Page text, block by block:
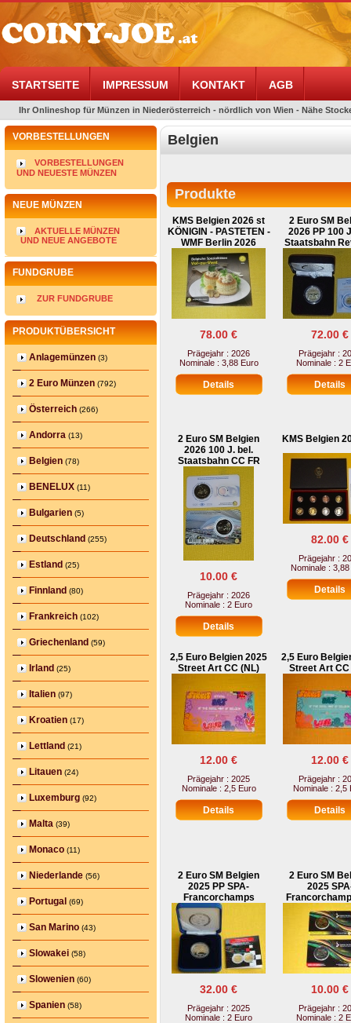
STARTSEITE IMPRESSUM KONTAKT AGB
Ihr Onlineshop für Münzen in Niederösterreich - nördlich von Wien - Nähe
VORBESTELLUNGEN
VORBESTELLUNGEN
UND NEUESTE MÜNZEN
NEUE MÜNZEN
AKTUELLE MÜNZEN
UND NEUE ANGEBOTE
FUNDGRUBE
ZUR FUNDGRUBE
PRODUKTÜBERSICHT
Anlagemünzen (3)
2 Euro Münzen (792)
Österreich (266)
Andorra (13)
Belgien (78)
BENELUX (11)
Bulgarien (5)
Deutschland (255)
Estland (25)
Finnland (80)
Frankreich (102)
Griechenland (59)
Irland (25)
Italien (97)
Kroatien (17)
Lettland (21)
Litauen (24)
Luxemburg (92)
Malta (39)
Monaco (11)
Niederlande (56)
Portugal (69)
San Marino (43)
Slowakei (58)
Slowenien (60)
Spanien (58)
Belgien
Produkte
KMS Belgien 2026 st
KÖNIGIN - PASTETEN -
WMF Berlin 2026
78.00 €
Prägejahr : 2026
Nominale : 3,88 Euro
2 Euro SM
2026 PP 100
Staatsbahn
72.00 €
Prägejahr :
Nominale : 2
2 Euro SM Belgien
2026 100 J. bel.
Staatsbahn CC FR
10.00 €
Prägejahr : 2026
Nominale : 2 Euro
KMS Belgien
82.00 €
Prägejahr :
Nominale :
2,5 Euro Belgien 2025
Street Art CC (NL)
12.00 €
Prägejahr : 2025
Nominale : 2,5 Euro
2,5 Euro
Street Art CC
12.00 €
Prägejahr :
Nominale : 2,5
2 Euro SM Belgien
2025 PP SPA-
Francorchamps
32.00 €
Prägejahr : 2025
Nominale : 2 Euro
2 Euro SM
2025
10.00 €
Prägejahr :
Nominale : 2